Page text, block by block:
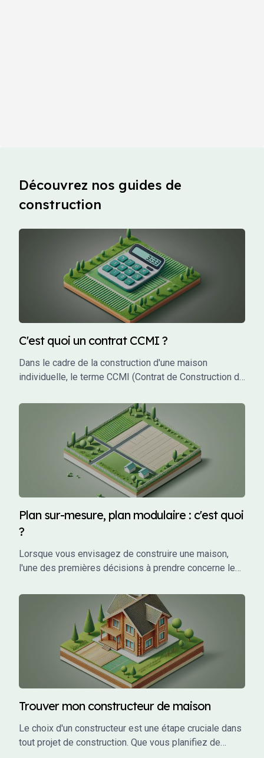
Découvrez nos guides de
construction
C'est quoi un contrat CCMI ?
Dans le cadre de la construction d'une maison
individuelle, le terme CCMI (Contrat de Construction de
contrat encadre les relations entre le futur propriétaire
et le constructeur, garantissant une protection juridique
et financière tout au long du projet. Mais qu'est-ce que
le CCMI exactement, et pourquoi est-il si crucial pour
les particuliers qui souhaitent faire construire leur
maison ? Cet article vous explique en détail ce qu'est
un CCMI, ses avantages, et les éléments qu'il doit
Plan sur-mesure, plan modulaire : c'est quoi
?
Lorsque vous envisagez de construire une maison,
l'une des premières décisions à prendre concerne le
parler de plans sur-mesure et de plans modulaires,
mais qu'est-ce que cela signifie exactement ?
Trouver mon constructeur de maison
Le choix d'un constructeur est une étape cruciale dans
tout projet de construction. Que vous planifiez de